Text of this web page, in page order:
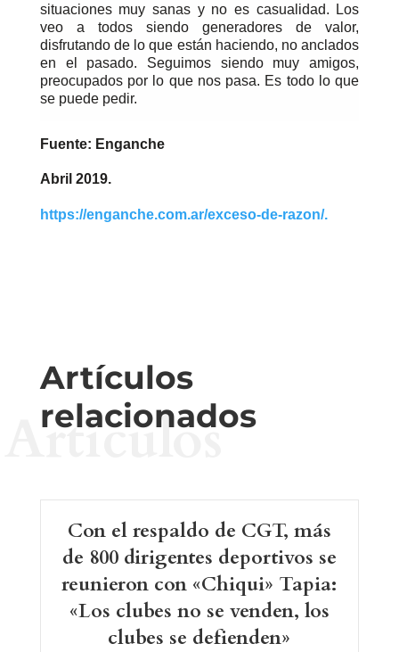
situaciones muy sanas y no es casualidad. Los
veo a todos siendo generadores de valor,
disfrutando de lo que están haciendo, no anclados
en el pasado. Seguimos siendo muy amigos,
preocupados por lo que nos pasa. Es todo lo que
se puede pedir.
Fuente: Enganche
Abril 2019.
https://enganche.com.ar/exceso-de-razon/.
Artículos
relacionados
Artículos
Con el respaldo de CGT, más
de 800 dirigentes deportivos se
reunieron con «Chiqui» Tapia:
«Los clubes no se venden, los
clubes se defienden»